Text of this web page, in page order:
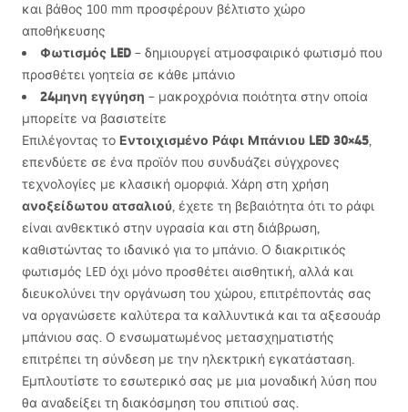
και βάθος 100 mm προσφέρουν βέλτιστο χώρο
αποθήκευσης
Φωτισμός LED – δημιουργεί ατμοσφαιρικό φωτισμό που
προσθέτει γοητεία σε κάθε μπάνιο
24μηνη εγγύηση – μακροχρόνια ποιότητα στην οποία
μπορείτε να βασιστείτε
Επιλέγοντας το Εντοιχισμένο Ράφι Μπάνιου LED 30×45,
επενδύετε σε ένα προϊόν που συνδυάζει σύγχρονες
τεχνολογίες με κλασική ομορφιά. Χάρη στη χρήση
ανοξείδωτου ατσαλιού, έχετε τη βεβαιότητα ότι το ράφι
είναι ανθεκτικό στην υγρασία και στη διάβρωση,
καθιστώντας το ιδανικό για το μπάνιο. Ο διακριτικός
φωτισμός LED όχι μόνο προσθέτει αισθητική, αλλά και
διευκολύνει την οργάνωση του χώρου, επιτρέποντάς σας
να οργανώσετε καλύτερα τα καλλυντικά και τα αξεσουάρ
μπάνιου σας. Ο ενσωματωμένος μετασχηματιστής
επιτρέπει τη σύνδεση με την ηλεκτρική εγκατάσταση.
Εμπλουτίστε το εσωτερικό σας με μια μοναδική λύση που
θα αναδείξει τη διακόσμηση του σπιτιού σας.